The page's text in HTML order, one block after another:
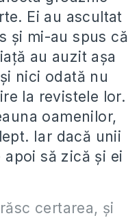
Ei au ascultat
şi mi-au spus că
au auzit aşa
nici odată nu
la revistele lor.
oamenilor,
Iar dacă unii
să zică şi ei
certarea, şi